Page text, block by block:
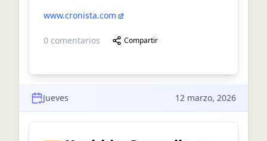
www.cronista.com
0 comentarios Compartir
Jueves 12 marzo, 2026